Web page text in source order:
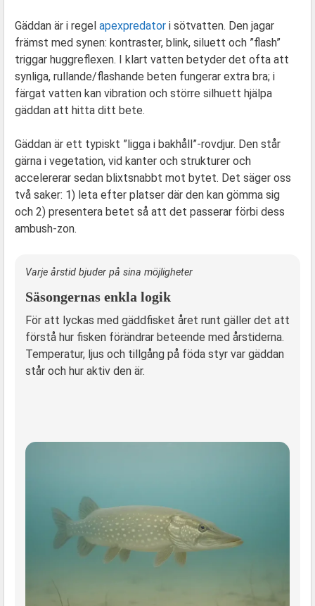
Gäddan är i regel apex­predator i sötvatten. Den jagar
främst med synen: kontraster, blink, siluett och ”flash”
triggar huggreflexen. I klart vatten betyder det ofta att
synliga, rullande/flashande beten fungerar extra bra; i
färgat vatten kan vibration och större silhuett hjälpa
gäddan att hitta ditt bete.
Gäddan är ett typiskt ”ligga i bakhåll”-rovdjur. Den står
gärna i vegetation, vid kanter och strukturer och
accelererar sedan blixtsnabbt mot bytet. Det säger oss
två saker: 1) leta efter platser där den kan gömma sig
och 2) presentera betet så att det passerar förbi dess
ambush-zon.
Varje årstid bjuder på sina möjligheter
Säsongernas enkla logik
För att lyckas med gäddfisket året runt gäller det att
förstå hur fisken förändrar beteende med årstiderna.
Temperatur, ljus och tillgång på föda styr var gäddan
står och hur aktiv den är.